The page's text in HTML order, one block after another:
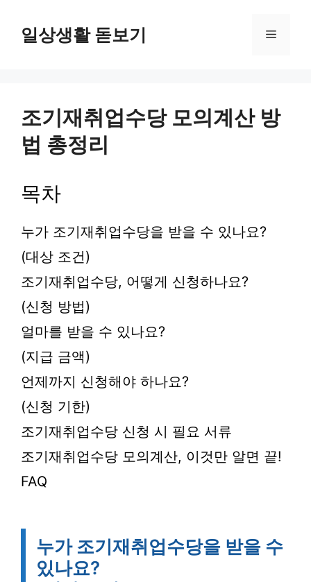
일상생활 돋보기 메
조기재취업수당 모의계산 방
법 총정리
목차
누가 조기재취업수당을 받을 수 있나요?
(대상 조건)
조기재취업수당, 어떻게 신청하나요?
(신청 방법)
얼마를 받을 수 있나요?
(지급 금액)
언제까지 신청해야 하나요?
(신청 기한)
조기재취업수당 신청 시 필요 서류
조기재취업수당 모의계산, 이것만 알면 끝!
FAQ
누가 조기재취업수당을 받을 수
있나요?